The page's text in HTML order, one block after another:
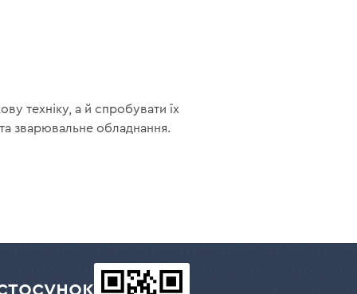
техніку, а й спробувати їх
зварювальне обладнання.